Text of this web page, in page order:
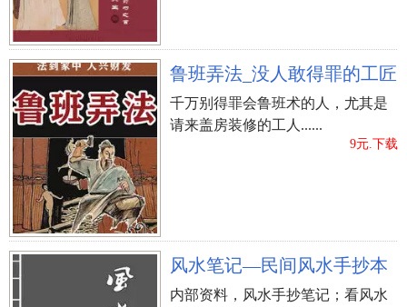
鲁班弄法_没人敢得罪的工匠
千万别得罪会鲁班术的人，尤其是
请来盖房装修的工人......
9元.下载
风水笔记—民间风水手抄本
内部资料，风水手抄笔记；看风水